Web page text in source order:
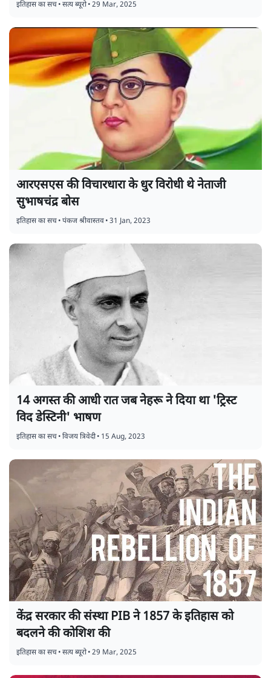
इतिहास का सच•सत्य ब्यूरो•29 Mar, 2025
आरएसएस की विचारधारा के धुर विरोधी थे नेताजी
सुभाषचंद्र बोस
इतिहास का सच•पंकज श्रीवास्तव•31 Jan, 2023
14 अगस्त की आधी रात जब नेहरू ने दिया था 'ट्रिस्ट
विद डेस्टिनी' भाषण
इतिहास का सच•विजय त्रिवेदी• 15 Aug, 2023
केंद्र सरकार की संस्था PIB ने 1857 के इतिहास को
बदलने की कोशिश की
इतिहास का सच•सत्य ब्यूरो•29 Mar, 2025